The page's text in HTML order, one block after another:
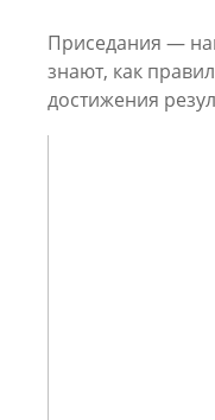
Приседания —
знают, как
достижения